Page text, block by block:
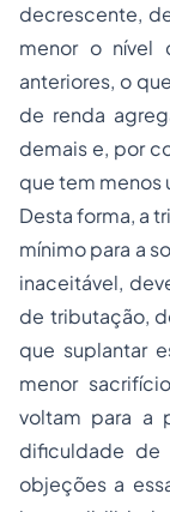
decrescente,
menor o nível
anteriores, o
de renda
demais e, por
que tem
Desta forma, a
mínimo para a
inaceitável,
de tributação,
que suplantar
menor
voltam para a
dificuldade
objeções a